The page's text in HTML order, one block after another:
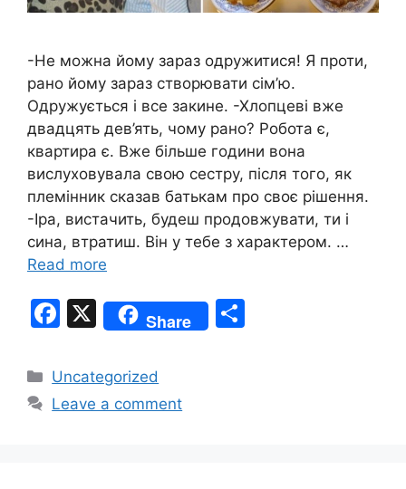
-Не можна йому зараз одружитися! Я проти,
рано йому зараз створювати сім’ю.
Одружується і все закине. -Хлопцеві вже
двадцять дев’ять, чому рано? Робота є,
квартира є. Вже більше години вона
вислуховувала свою сестру, після того, як
племінник сказав батькам про своє рішення.
-Іра, вистачить, будеш продовжувати, ти і
сина, втратиш. Він у тебе з характером. …
Read more
F
c
e
X Share
Categories
Uncategorized
Leave a comment